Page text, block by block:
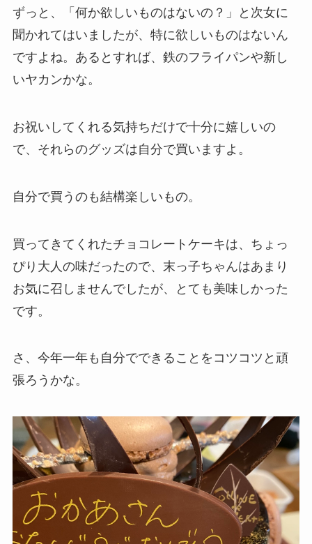
ずっと、「何か欲しいものはないの？」と次女に
聞かれてはいましたが、特に欲しいものはないん
ですよね。あるとすれば、鉄のフライパンや新し
いヤカンかな。
お祝いしてくれる気持ちだけで十分に嬉しいの
で、それらのグッズは自分で買いますよ。
自分で買うのも結構楽しいもの。
買ってきてくれたチョコレートケーキは、ちょっ
ぴり大人の味だったので、末っ子ちゃんはあまり
お気に召しませんでしたが、とても美味しかった
です。
さ、今年一年も自分でできることをコツコツと頑
張ろうかな。